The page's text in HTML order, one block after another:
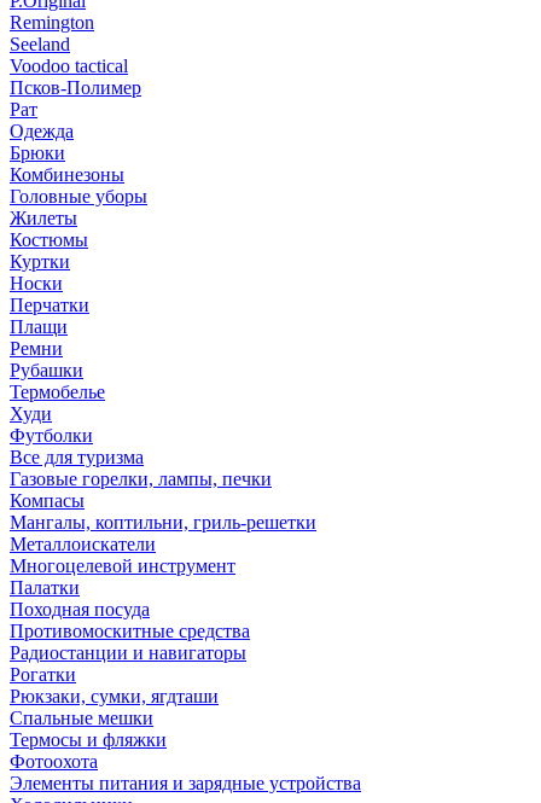
Remington
Seeland
Voodoo tactical
Псков-Полимер
Рат
Одежда
Брюки
Комбинезоны
Головные уборы
Жилеты
Костюмы
Куртки
Носки
Перчатки
Плащи
Ремни
Рубашки
Термобелье
Худи
Футболки
Все для туризма
Газовые горелки, лампы, печки
Компасы
Мангалы, коптильни, гриль-решетки
Металлоискатели
Многоцелевой инструмент
Палатки
Походная посуда
Противомоскитные средства
Радиостанции и навигаторы
Рогатки
Рюкзаки, сумки, ягдташи
Спальные мешки
Термосы и фляжки
Фотоохота
Элементы питания и зарядные устройства